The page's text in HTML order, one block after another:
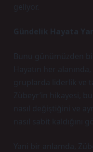
geliyor.
Gündelik Hayata
Bunu günümüzden
Hayatın her
gruplarda liderlik ve
Zübeyr’in hikayesi,
nasıl değiştiğini ve
nasıl sabit kaldığını
Yani bir anlamda,